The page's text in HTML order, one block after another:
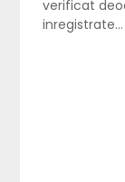
verificat
inregistrate…